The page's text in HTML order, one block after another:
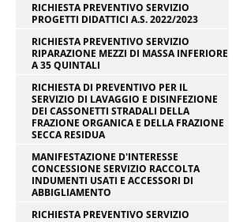
RICHIESTA PREVENTIVO SERVIZIO
PROGETTI DIDATTICI A.S. 2022/2023
RICHIESTA PREVENTIVO SERVIZIO
RIPARAZIONE MEZZI DI MASSA INFERIORE
A 35 QUINTALI
RICHIESTA DI PREVENTIVO PER IL
SERVIZIO DI LAVAGGIO E DISINFEZIONE
DEI CASSONETTI STRADALI DELLA
FRAZIONE ORGANICA E DELLA FRAZIONE
SECCA RESIDUA
MANIFESTAZIONE D'INTERESSE
CONCESSIONE SERVIZIO RACCOLTA
INDUMENTI USATI E ACCESSORI DI
ABBIGLIAMENTO
RICHIESTA PREVENTIVO SERVIZIO